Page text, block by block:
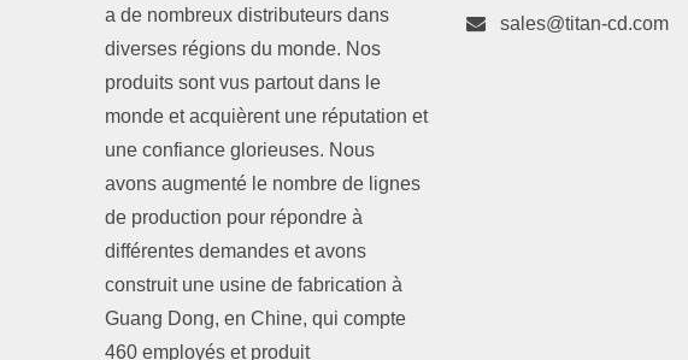
a de nombreux distributeurs dans
diverses régions du monde. Nos
produits sont vus partout dans le
monde et acquièrent une réputation et
une confiance glorieuses. Nous
avons augmenté le nombre de lignes
de production pour répondre à
différentes demandes et avons
construit une usine de fabrication à
Guang Dong, en Chine, qui compte
460 employés et produit
sales@titan-cd.com